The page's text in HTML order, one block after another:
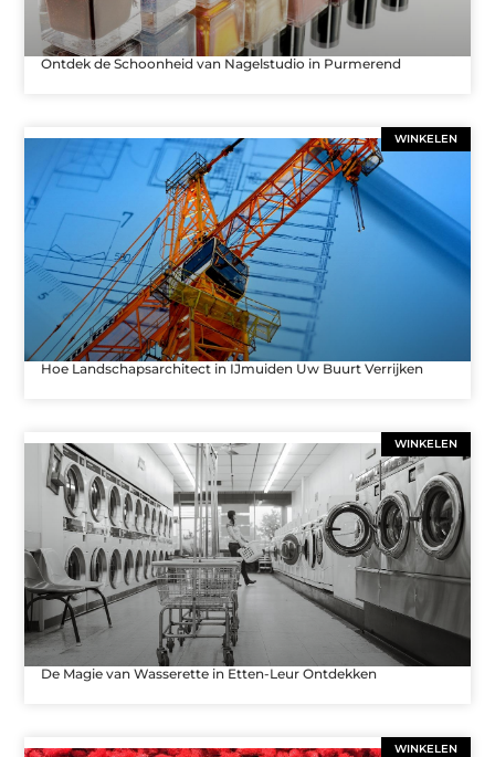
Ontdek de Schoonheid van Nagelstudio in Purmerend
WINKELEN
Hoe Landschapsarchitect in IJmuiden Uw Buurt Verrijken
WINKELEN
De Magie van Wasserette in Etten-Leur Ontdekken
WINKELEN